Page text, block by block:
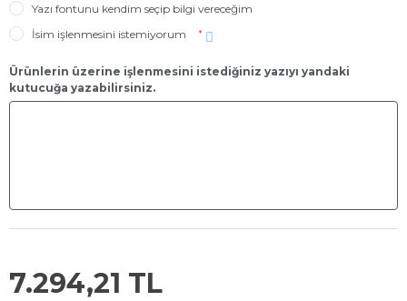
Yazı fontunu kendim seçip bilgi vereceğim
İsim işlenmesini istemiyorum
*
Ürünlerin üzerine işlenmesini istediğiniz yazıyı yandaki
kutucuğa yazabilirsiniz.
7.294,21 TL